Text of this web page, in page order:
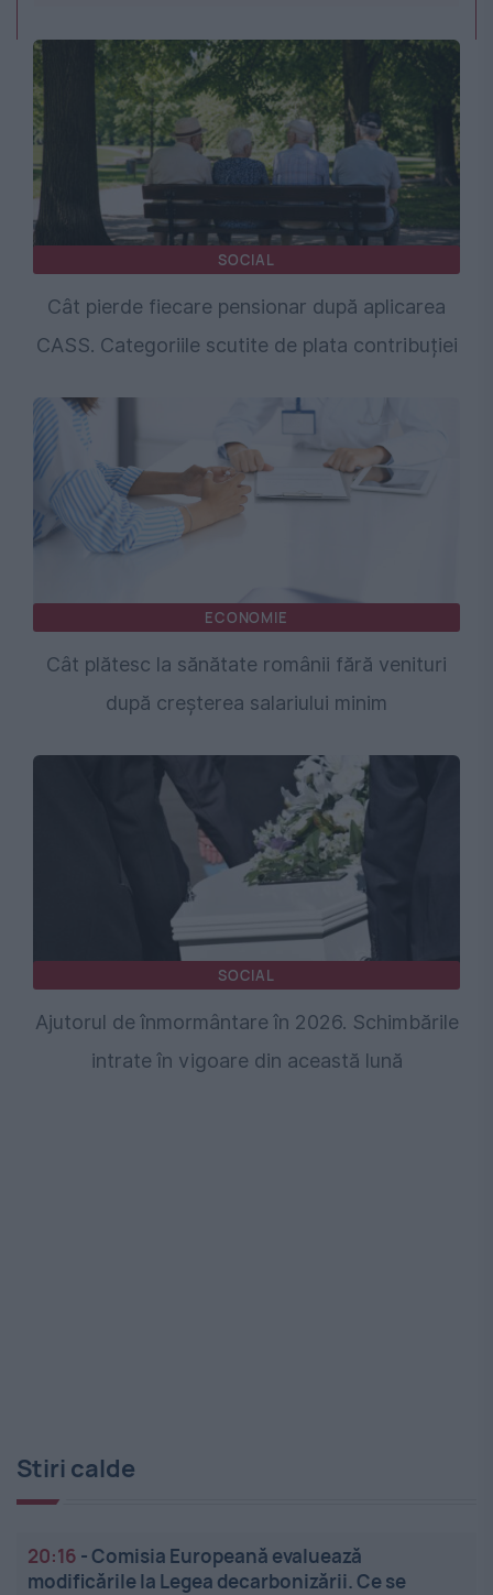
SOCIAL
Cât pierde fiecare pensionar după aplicarea
CASS. Categoriile scutite de plata contribuției
ECONOMIE
Cât plătesc la sănătate românii fără venituri
după creșterea salariului minim
SOCIAL
Ajutorul de înmormântare în 2026. Schimbările
intrate în vigoare din această lună
Stiri calde
20:16 -Comisia Europeană evaluează
modificările la Legea decarbonizării. Ce se